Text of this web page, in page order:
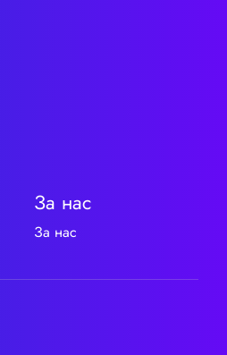
За нас
За нас